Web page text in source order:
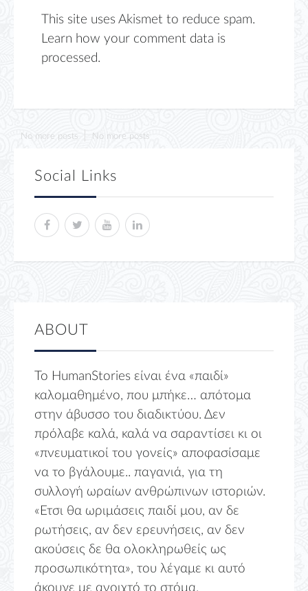
This site uses Akismet to reduce spam.
Learn how your comment data is
processed.
No more posts No more posts
Social Links
ABOUT
Το HumanStories είναι ένα «παιδί»
καλομαθημένο, που μπήκε… απότομα
στην άβυσσο του διαδικτύου. Δεν
πρόλαβε καλά, καλά να σαραντίσει κι οι
«πνευματικοί του γονείς» αποφασίσαμε
να το βγάλουμε.. παγανιά, για τη
συλλογή ωραίων ανθρώπινων ιστοριών.
«Ετσι θα ωριμάσεις παιδί μου, αν δε
ρωτήσεις, αν δεν ερευνήσεις, αν δεν
ακούσεις δε θα ολοκληρωθείς ως
προσωπικότητα», του λέγαμε κι αυτό
άκουγε με ανοιχτό το στόμα.